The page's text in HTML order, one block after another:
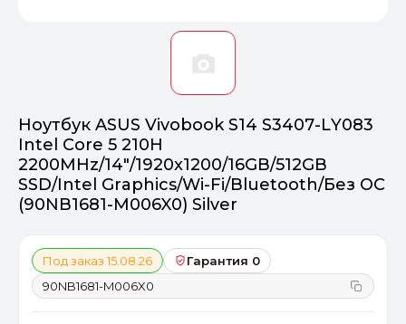
Ноутбук ASUS Vivobook S14 S3407-LY083
Intel Core 5 210H
2200MHz/14"/1920x1200/16GB/512GB
SSD/Intel Graphics/Wi-Fi/Bluetooth/Без ОС
(90NB1681-M006X0) Silver
Под заказ 15.08.26
Гарантия 0
90NB1681-M006X0